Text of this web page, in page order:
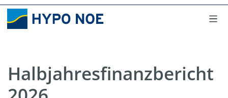
Halbjahresfinanzbericht